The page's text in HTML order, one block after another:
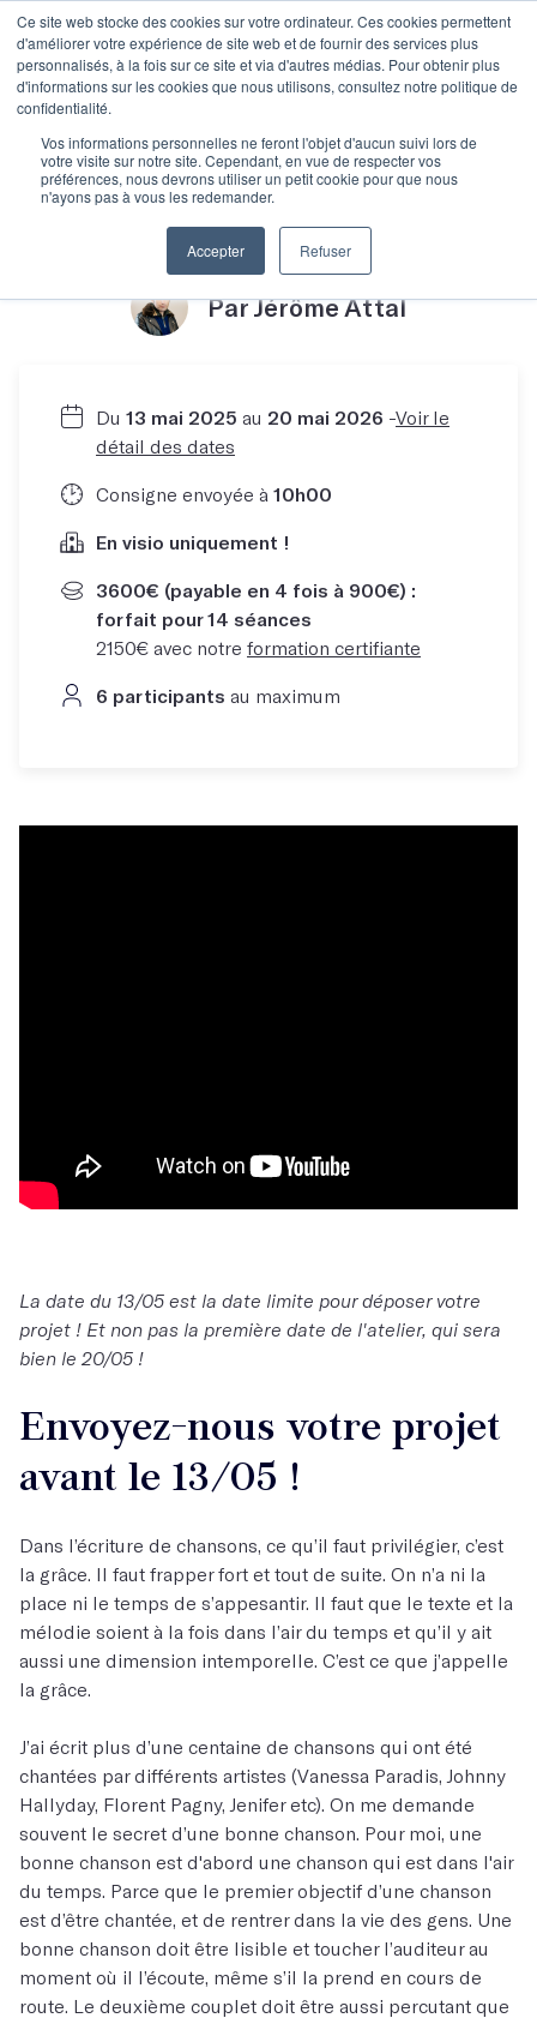
Ce site web stocke des cookies sur votre ordinateur. Ces cookies permettent
d'améliorer votre expérience de site web et de fournir des services plus
personnalisés, à la fois sur ce site et via d'autres médias. Pour obtenir plus
d'informations sur les cookies que nous utilisons, consultez notre politique de
confidentialité.
Vos informations personnelles ne feront l'objet d'aucun suivi lors de
votre visite sur notre site. Cependant, en vue de respecter vos
préférences, nous devrons utiliser un petit cookie pour que nous
n'ayons pas à vous les redemander.
Accepter Refuser
Objectif Chansons
avec Jerôme Attal
Par Jérôme Attal
Du 13 mai 2025 au 20 mai 2026 -Voir le
détail des dates
Consigne envoyée à 10h00
En visio uniquement !
3600€ (payable en 4 fois à 900€) :
forfait pour 14 séances
2150€ avec notre formation certifiante
6 participants au maximum
La date du 13/05 est la date limite pour déposer votre
projet ! Et non pas la première date de l'atelier, qui sera
bien le 20/05 !
Envoyez-nous votre projet
avant le 13/05 !
Dans l’écriture de chansons, ce qu’il faut privilégier, c’est
la grâce. Il faut frapper fort et tout de suite. On n’a ni la
place ni le temps de s’appesantir. Il faut que le texte et la
mélodie soient à la fois dans l’air du temps et qu’il y ait
aussi une dimension intemporelle. C’est ce que j’appelle
la grâce.
J’ai écrit plus d’une centaine de chansons qui ont été
chantées par différents artistes (Vanessa Paradis, Johnny
Hallyday, Florent Pagny, Jenifer etc). On me demande
souvent le secret d’une bonne chanson. Pour moi, une
bonne chanson est d'abord une chanson qui est dans l'air
du temps. Parce que le premier objectif d’une chanson
est d’être chantée, et de rentrer dans la vie des gens. Une
bonne chanson doit être lisible et toucher l’auditeur au
moment où il l’écoute, même s’il la prend en cours de
route. Le deuxième couplet doit être aussi percutant que